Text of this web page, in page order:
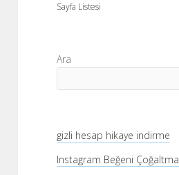
Sayfa Listesi
Yan
Menü
Ara
gizli hesap hikaye indirme
Instagram Beğeni Çoğaltma